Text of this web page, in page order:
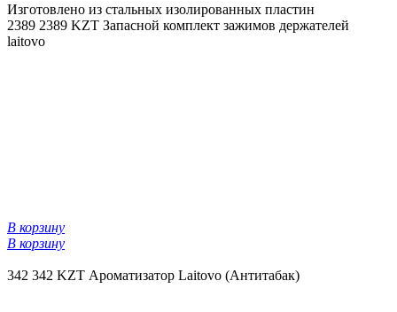
Изготовлено из стальных изолированных пластин
2389 2389 KZT Запасной комплект зажимов держателей
laitovo
В корзину
В корзину
342 342 KZT Ароматизатор Laitovo (Антитабак)